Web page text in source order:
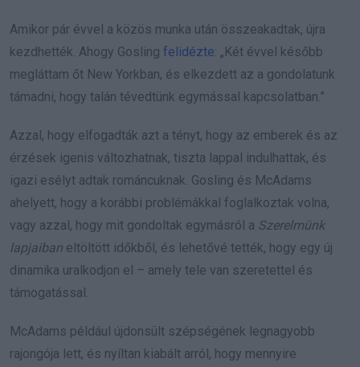
Amikor pár évvel a közös munka után összeakadtak, újra
kezdhették. Ahogy Gosling felidézte: „Két évvel később
megláttam őt New Yorkban, és elkezdett az a gondolatunk
támadni, hogy talán tévedtünk egymással kapcsolatban.”
Azzal, hogy elfogadták azt a tényt, hogy az emberek és az
érzések igenis változhatnak, tiszta lappal indulhattak, és
igazi esélyt adtak románcuknak. Gosling és McAdams
ahelyett, hogy a korábbi problémákkal foglalkoztak volna,
vagy azzal, hogy mit gondoltak egymásról a Szerelmünk
lapjaiban eltöltött időkből, és lehetővé tették, hogy egy új
dinamika uralkodjon el – amely tele van szeretettel és
támogatással.
McAdams például újdonsült szépségének legnagyobb
rajongója lett, és nyíltan kiabált arról, hogy mennyire